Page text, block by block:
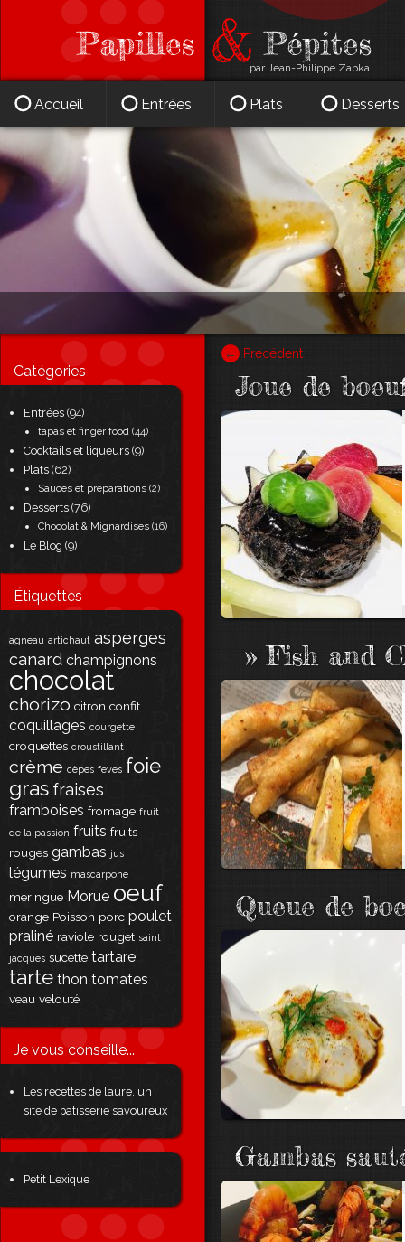
par Jean-Philippe Zabka
Catégories
Entrées (94)
tapas et finger food (44)
Cocktails et liqueurs (9)
Plats (62)
Sauces et préparations (2)
Desserts (76)
Chocolat & Mignardises (16)
Le Blog (9)
Étiquettes
agneau artichaut asperges
canard champignons
chocolat
chorizo citron confit
coquillages courgette
croquettes croustillant
crème cèpes feves foie
gras fraises
framboises fromage fruit
de la passion fruits fruits
rouges gambas jus
légumes mascarpone
meringue Morue oeuf
orange Poisson porc poulet
praliné raviole rouget saint
jacques sucette tartare
tarte thon tomates
veau velouté
Je vous conseille...
Les recettes de laure, un
site de patisserie savoureux
Petit Lexique
← Précédent
Joue de
» Fish and
Queue de
Gambas
Accueil Entrées Plats Desserts